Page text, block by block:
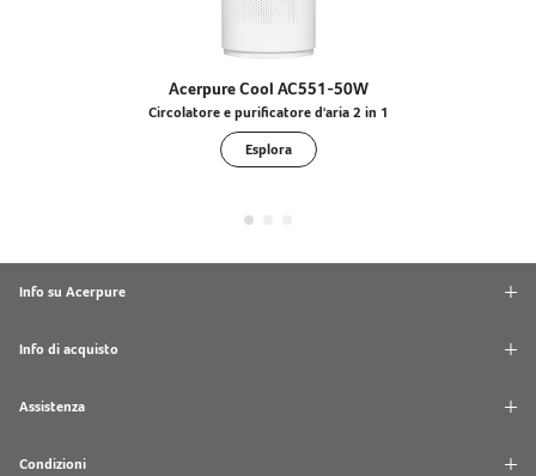
Acerpure Cool AC551-50W
Circolatore e purificatore d'aria 2 in 1
Esplora
Info su Acerpure
Info di acquisto
Assistenza
Condizioni